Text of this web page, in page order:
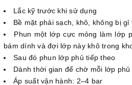
Lắc kỹ trước khi sử dụng
Bề mặt phải sạch, khô, không bị
Phun một lớp cực mỏng làm lớp
bám dính và đợi lớp này khô trong
Sau đó phun lớp phủ tiếp theo
Dành thời gian để chờ mỗi lớp
Áp suất vận hành: 2–4 bar